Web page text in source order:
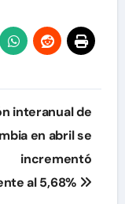
interanual de
en abril se
incrementó
al 5,68%